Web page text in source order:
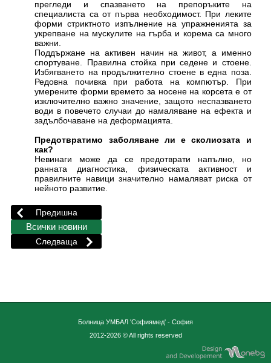
прегледи и спазването на препоръките на
специалиста са от първа необходимост. При леките
форми стриктното изпълнение на упражненията за
укрепване на мускулите на гърба и корема са много
важни.
Поддържане на активен начин на живот, а именно
спортуване. Правилна стойка при седене и стоене.
Избягването на продължително стоене в една поза.
Редовна почивка при работа на компютър. При
умерените форми времето за носене на корсета е от
изключително важно значение, защото неспазването
води в повечето случаи до намаляване на ефекта и
задълбочаване на деформацията.
Предотвратимо заболяване ли е сколиозата и
как?
Невинаги може да се предотврати напълно, но
ранната диагностика, физическата активност и
правилните навици значително намаляват риска от
нейното развитие.
Болница УМБАЛ 'Софиямед' - София
2012-2026 © All rights reserved